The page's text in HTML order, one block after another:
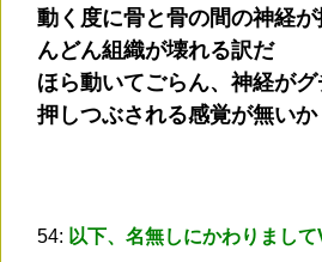
動く度に骨と骨の間の神経
んどん組織が壊れる訳だ
ほら動いてごらん、神経が
押しつぶされる感覚が無いか
54: 以下、名無しにかわりまし